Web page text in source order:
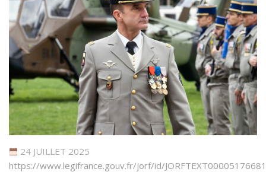
24 JUILLET 2025
https://www.legifrance.gouv.fr/jorf/id/